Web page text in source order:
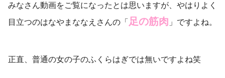
みなさん動画をご覧になったとは思いますが、やはりよく
目立つのはなやまななえさんの「 足の筋肉 」ですよね。
正直、普通の女の子のふくらはぎでは無いですよね笑